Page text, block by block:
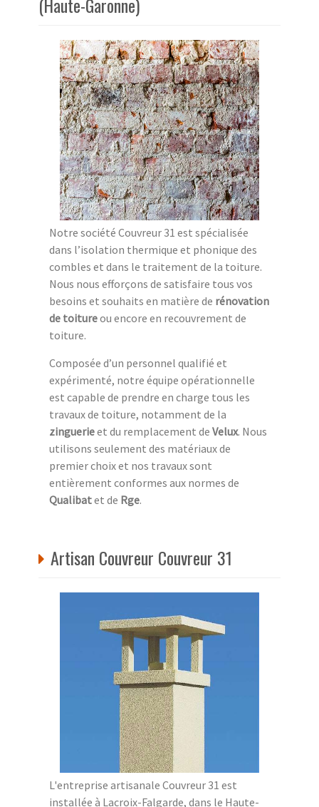
Notre société Couvreur 31 est spécialisée
dans l’isolation thermique et phonique des
combles et dans le traitement de la toiture.
Nous nous efforçons de satisfaire tous vos
besoins et souhaits en matière de rénovation
de toitureou encore en recouvrement de
toiture.
Composée d’un personnel qualifié et
expérimenté, notre équipe opérationnelle
est capable de prendre en charge tous les
travaux de toiture, notamment de la
zinguerieet du remplacement de Velux. Nous
utilisons seulement des matériaux de
premier choix et nos travaux sont
entièrement conformes aux normes de
Qualibatet de Rge.
Artisan Couvreur Couvreur 31
L'entreprise artisanale Couvreur 31 est
installée à Lacroix-Falgarde, dans le Haute-